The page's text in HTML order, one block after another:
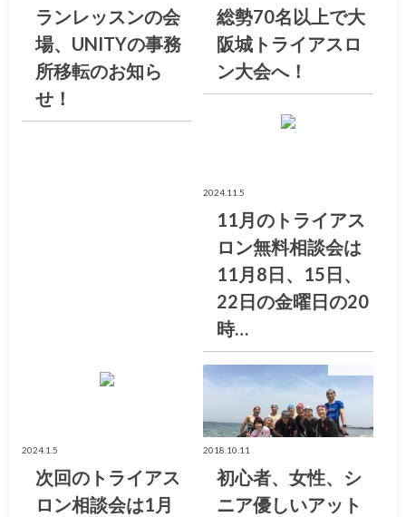
ランレッスンの会
場、UNITYの事務
所移転のお知ら
せ！
総勢70名以上で大
阪城トライアスロ
ン大会へ！
2024.11.5
11月のトライアス
ロン無料相談会は
11月8日、15日、
22日の金曜日の20
時…
2024.1.5
次回のトライアス
ロン相談会は1月
2018.10.11
初心者、女性、シ
ニア優しいアット